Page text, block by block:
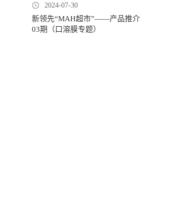
2024-07-30
新领先“MAH超市”——产品推介
03期（口溶膜专题）